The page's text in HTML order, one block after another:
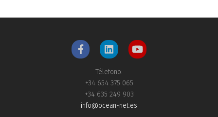
Télefono:
+34 654 375 065
+34 635 249 903
info@ocean-net.es